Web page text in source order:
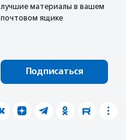
лучшие материалы в вашем
почтовом ящике
Подписаться